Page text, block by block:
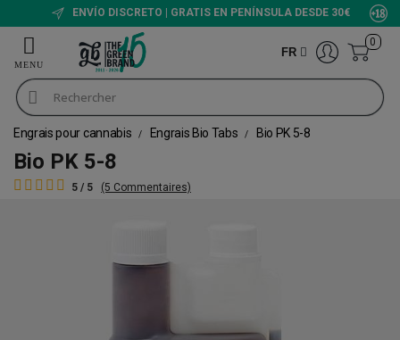
ENVÍO DISCRETO | GRATIS EN PENÍNSULA DESDE 30€
FR
0
Engrais pour cannabis Engrais Bio Tabs Bio PK 5-8
Bio PK 5-8
5 / 5 (5 Commentaires)